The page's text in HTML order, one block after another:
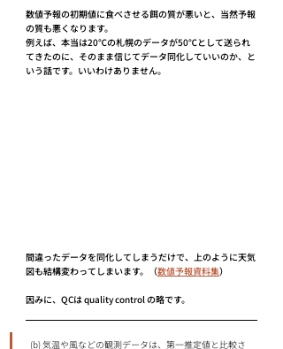
数値予報の初期値に食べさせる餌の質が悪いと、当然予報
の質も悪くなります。
例えば、本当は20℃の札幌のデータが50℃として送られ
てきたのに、そのまま信じてデータ同化していいのか、と
いう話です。いいわけありません。
間違ったデータを同化してしまうだけで、上のように天気
図も結構変わってしまいます。（数値予報資料集）
因みに、QCは quality control の略です。
(b) 気温や⾵などの観測データは、第⼀推定値と⽐較さ